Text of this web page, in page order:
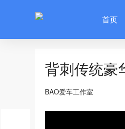
首页
背刺传统豪
BAO爱车工作室